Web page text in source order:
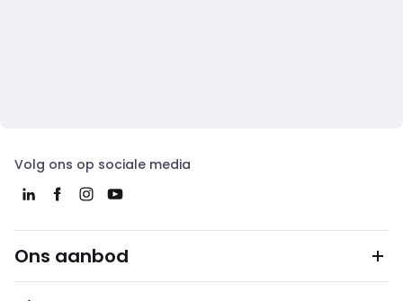
Volg ons op sociale media
Ons aanbod